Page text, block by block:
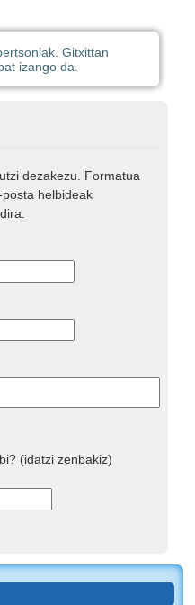
Gitxittan
izango da.
dezakezu. Formatua
helbideak
(idatzi zenbakiz)